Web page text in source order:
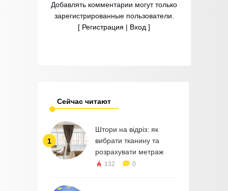
Добавлять комментарии могут только
зарегистрированные пользователи.
[ Регистрация | Вход ]
Сейчас читают
1
Штори на відріз: як
вибрати тканину та
розрахувати метраж
132 0